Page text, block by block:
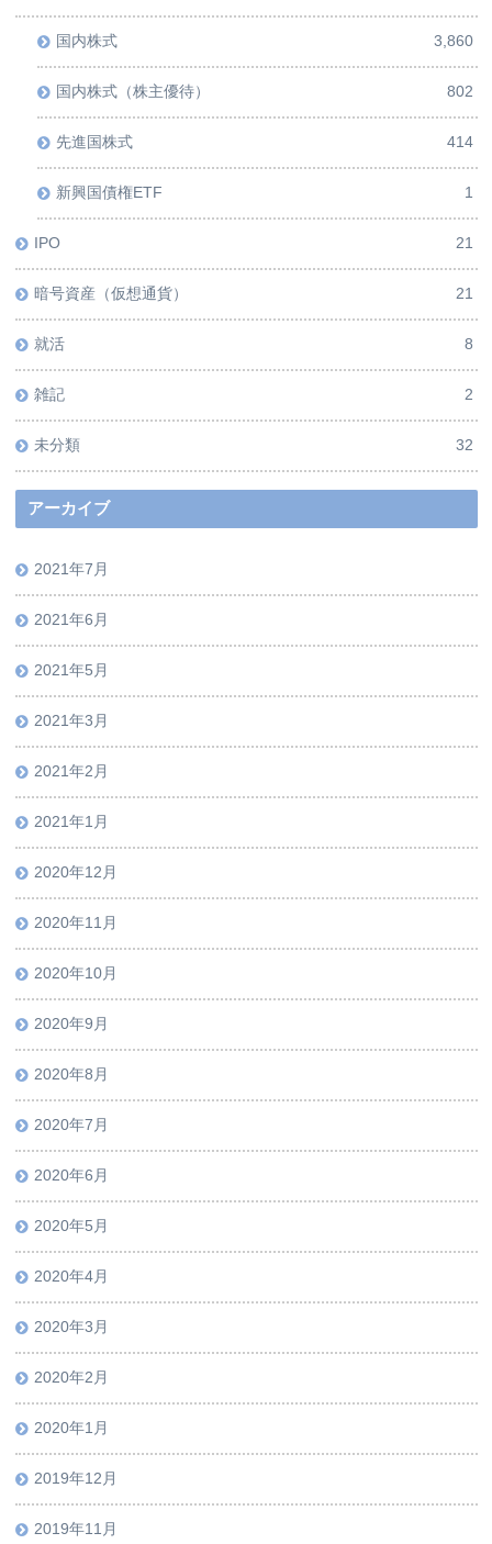
国内株式 3,860
国内株式（株主優待） 802
先進国株式 414
新興国債権ETF 1
IPO 21
暗号資産（仮想通貨） 21
就活 8
雑記 2
未分類 32
アーカイブ
2021年7月
2021年6月
2021年5月
2021年3月
2021年2月
2021年1月
2020年12月
2020年11月
2020年10月
2020年9月
2020年8月
2020年7月
2020年6月
2020年5月
2020年4月
2020年3月
2020年2月
2020年1月
2019年12月
2019年11月